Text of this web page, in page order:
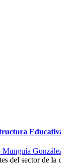
Munguía
del sector de